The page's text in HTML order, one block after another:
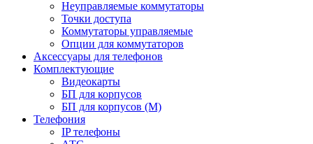
Неуправляемые коммутаторы
Точки доступа
Коммутаторы управляемые
Опции для коммутаторов
Аксессуары для телефонов
Комплектующие
Видеокарты
БП для корпусов
БП для корпусов (М)
Телефония
IP телефоны